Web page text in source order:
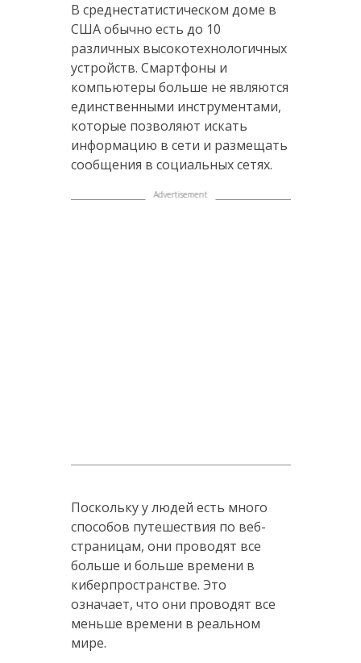
В среднестатистическом доме в
США обычно есть до 10
различных высокотехнологичных
устройств. Смартфоны и
компьютеры больше не являются
единственными инструментами,
которые позволяют искать
информацию в сети и размещать
сообщения в социальных сетях.
Поскольку у людей есть много
способов путешествия по веб-
страницам, они проводят все
больше и больше времени в
киберпространстве. Это
означает, что они проводят все
меньше времени в реальном
мире.